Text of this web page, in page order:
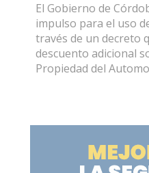
El Gobierno de
impulso para el uso
través de un decreto
descuento adicional
Propiedad del